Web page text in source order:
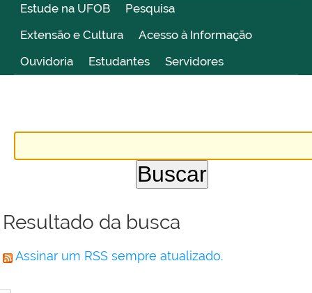
Estude na UFOB
Pesquisa
Extensão e Cultura
Acesso à Informação
Ouvidoria
Estudantes Servidores
Resultado da busca
Assinar um RSS sempre atualizado.